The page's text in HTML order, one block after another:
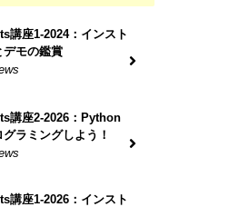
講座1-2024：インスト
デモの鑑賞
講座2-2026：Python
ラミングしよう！
講座1-2026：インスト